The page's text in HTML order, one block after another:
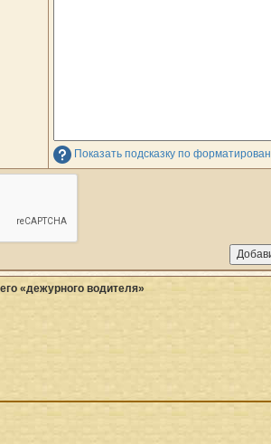
Показать подсказку по
«дежурного водителя»